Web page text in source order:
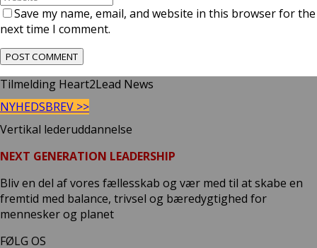
Save my name, email, and website in this browser for the
next time I comment.
Tilmelding Heart2Lead News
NYHEDSBREV >>
Vertikal lederuddannelse
NEXT GENERATION LEADERSHIP
Bliv en del af vores fællesskab og vær med til at skabe en
fremtid med balance, trivsel og bæredygtighed for
mennesker og planet
FØLG OS